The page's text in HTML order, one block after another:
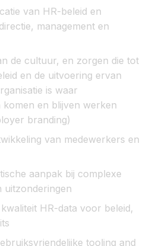
van HR-beleid en
management en
de cultuur, en zorgen die tot
en de uitvoering ervan
is waar
komen en blijven werken
branding)
van medewerkers en
aanpak bij complexe
uitzonderingen
HR-data voor beleid,
tooling and